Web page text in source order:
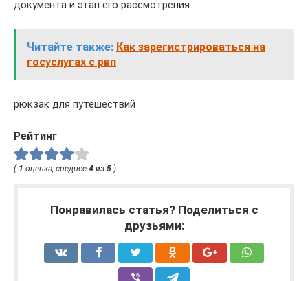
документа и этап его рассмотрения.
Читайте также: Как зарегистрироваться на
госуслугах с рвп
рюкзак для путешествий
Рейтинг
( 1 оценка, среднее 4 из 5 )
Понравилась статья? Поделиться с
друзьями: